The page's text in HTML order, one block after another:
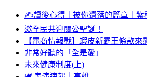
✍️讀後心得｜被你遺落的篇章｜紫
邀全民共迎關公聖誕！
【電商情報戰】蝦皮新霸王條款來
非常好聽的「全是愛」
未來健康制度(上)